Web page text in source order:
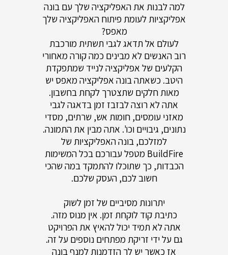
למה לבנות את האפליקציה שלך עם בונה
אפליקציות לעומת פיתוח האפליקציה שלך
מאפס?
לעולם אל תדאג לגבי תשתית מורכבת
רוב האנשים לא מבינים כמה קורה מאחורי
הקלעים של אפליקציה לנייד שמתפקדת
היטב. כשאתה בונה אפליקציה מאפס יש
מאות חלקים שתצטרך לקחת בחשבון.
אתה לא רוצה לבזבז זמן בדאגה לגבי
מאזני עומסים, חומות אש, שרתים, מסדי
נתונים, גיבויים וכו'. אתה מבין את התמונה.
למזלכם, בונה האפליקציות של
BuildFire מטפל עבורכם בכל המשימות
הכבדות, כך שתוכלו להתמקד במה שהכי
חשוב לכם, העסק שלכם.
יתרונות מסיביים של זמן לשוק
כתיבת קוד לוקחת זמן. אין מנוס מזה.
אתה לא תמיד יכול להאיץ את הפרויקט
גם על ידי זריקת מפתחים נוספים על זה.
אז כאשר יש לך הזדמנות למנף בונה